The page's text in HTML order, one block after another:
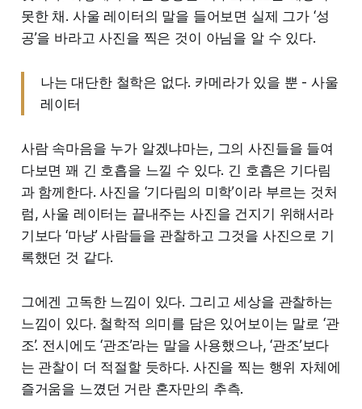
못한 채. 사울 레이터의 말을 들어보면 실제 그가 ‘성
공’을 바라고 사진을 찍은 것이 아님을 알 수 있다.
나는 대단한 철학은 없다. 카메라가 있을 뿐 - 사울
레이터
사람 속마음을 누가 알겠냐마는, 그의 사진들을 들여
다보면 꽤 긴 호흡을 느낄 수 있다. 긴 호흡은 기다림
과 함께한다. 사진을 ‘기다림의 미학’이라 부르는 것처
럼, 사울 레이터는 끝내주는 사진을 건지기 위해서라
기보다 ‘마냥’ 사람들을 관찰하고 그것을 사진으로 기
록했던 것 같다.
그에겐 고독한 느낌이 있다. 그리고 세상을 관찰하는
느낌이 있다. 철학적 의미를 담은 있어보이는 말로 ‘관
조’. 전시에도 ‘관조’라는 말을 사용했으나, ‘관조’보다
는 관찰이 더 적절할 듯하다. 사진을 찍는 행위 자체에
즐거움을 느꼈던 거란 혼자만의 추측.